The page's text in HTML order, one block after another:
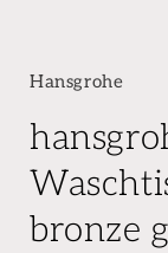
Hansgrohe
bronze